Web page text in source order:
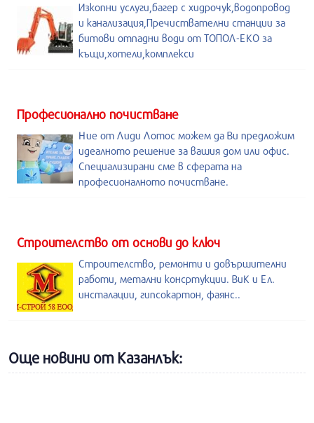
Изкопни услуги,багер с хидрочук,водопровод
и канализация,Пречиствателни станции за
битови отпадни води от ТОПОЛ-ЕКО за
къщи,хотели,комплекси
Професионално почистване
Ние от Лиди Лотос можем да Ви предложим
идеалното решение за вашия дом или офис.
Специализирани сме в сферата на
професионалното почистване.
Строителство от основи до ключ
Строителство, ремонти и довършителни
работи, метални консртукции. ВиК и Ел.
инсталации, гипсокартон, фаянс..
Още новини от Казанлък: